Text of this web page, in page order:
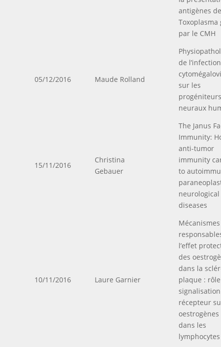
antigènes de
Toxoplasma
par le CMH
05/12/2016 Maude Rolland
de
sur les
progéniteurs
neuraux
15/11/2016
Christina
Gebauer
The Janus
Immunity:
anti-tumor
immunity
to
neurological
diseases
10/11/2016 Laure Garnier
Mécanismes
l’effet
des
dans la
plaque :
récepteur
dans les
lymphocytes